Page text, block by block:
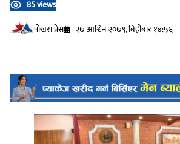
85 views
प‍ोखरा प्रेस
२७ आश्विन २०७९, बिहीबार १४:५६